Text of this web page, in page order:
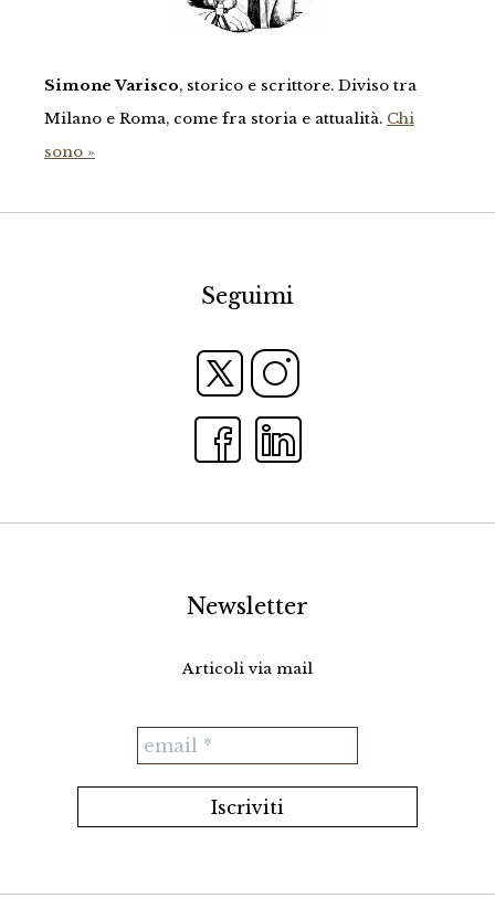
Simone Varisco, storico e scrittore. Diviso tra
Milano e Roma, come fra storia e attualità. Chi
sono »
Seguimi
Newsletter
Articoli via mail